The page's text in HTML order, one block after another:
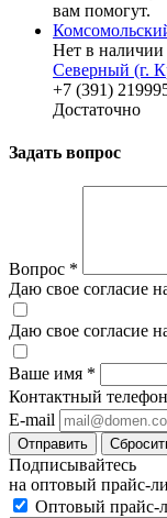
вам помогут.
Нет в наличии
Северный (г.
+7 (391)
Достаточно
Задать вопрос
Вопрос *
Даю свое согласие
Даю свое согласие
Ваше имя *
Контактный телефон
E-mail
Отправить
Подписывайтесь
на оптовый прайс-
Оптовый прайс-